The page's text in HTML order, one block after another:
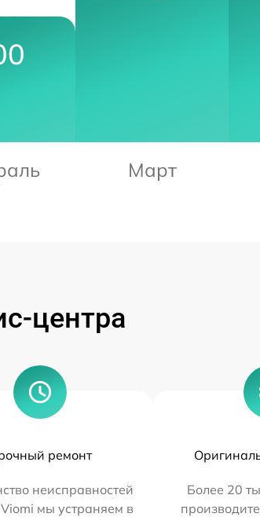
Март
центра
ремонт
неисправностей
мы устраняем в
Более 20